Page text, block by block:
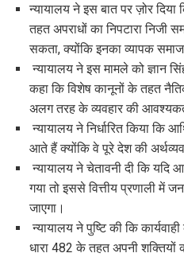
न्यायालय ने इस बात पर ज़ोर दिया
तहत अपराधों का निपटारा निजी
सकता, क्योंकि इनका व्यापक
न्यायालय ने इस मामले को ज्ञान
कहा कि विशेष कानूनों के तहत
अलग तरह के व्यवहार की
न्यायालय ने निर्धारित किया कि
आते हैं क्योंकि वे पूरे देश की
न्यायालय ने चेतावनी दी कि यदि
गया तो इससे वित्तीय प्रणाली में
जाएगा।
न्यायालय ने पुष्टि की कि
धारा 482 के तहत अपनी शक्तियों